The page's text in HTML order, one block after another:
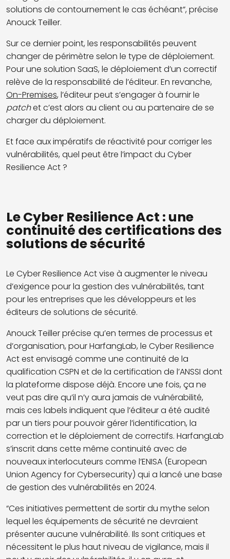
solutions de contournement le cas échéant”, précise
Anouck Teiller.
Sur ce dernier point, les responsabilités peuvent
changer de périmètre selon le type de déploiement.
Pour une solution SaaS, le déploiement d’un correctif
relève de la responsabilité de l’éditeur. En revanche,
On-Premises, l’éditeur peut s’engager à fournir le
patchet c’est alors au client ou au partenaire de se
charger du déploiement.
Et face aux impératifs de réactivité pour corriger les
vulnérabilités, quel peut être l’impact du Cyber
Resilience Act ?
Le Cyber Resilience Act : une
continuité des certifications des
solutions de sécurité
Le Cyber Resilience Act vise à augmenter le niveau
d’exigence pour la gestion des vulnérabilités, tant
pour les entreprises que les développeurs et les
éditeurs de solutions de sécurité.
Anouck Teiller précise qu’en termes de processus et
d’organisation, pour HarfangLab, le Cyber Resilience
Act est envisagé comme une continuité de la
qualification CSPN et de la certification de l’ANSSI dont
la plateforme dispose déjà. Encore une fois, ça ne
veut pas dire qu’il n’y aura jamais de vulnérabilité,
mais ces labels indiquent que l’éditeur a été audité
par un tiers pour pouvoir gérer l’identification, la
correction et le déploiement de correctifs. HarfangLab
s’inscrit dans cette même continuité avec de
nouveaux interlocuteurs comme l’ENISA (European
Union Agency for Cybersecurity) qui a lancé une base
de gestion des vulnérabilités en 2024.
“Ces initiatives permettent de sortir du mythe selon
lequel les équipements de sécurité ne devraient
présenter aucune vulnérabilité. Ils sont critiques et
nécessitent le plus haut niveau de vigilance, mais il